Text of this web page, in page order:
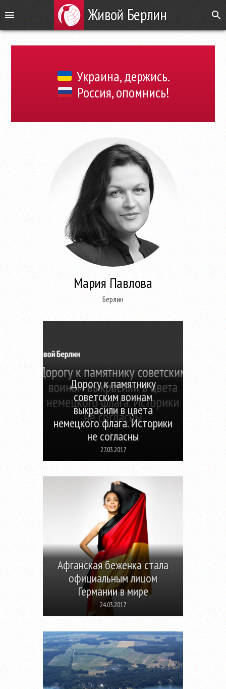
Живой Берлин
Украина, держись.
Россия, опомнись!
Мария Павлова
Берлин
Дорогу к памятнику
советским воинам
выкрасили в цвета
немецкого флага. Историки
не согласны
27.03.2017
Афганская беженка стала
официальным лицом
Германии в мире
24.03.2017